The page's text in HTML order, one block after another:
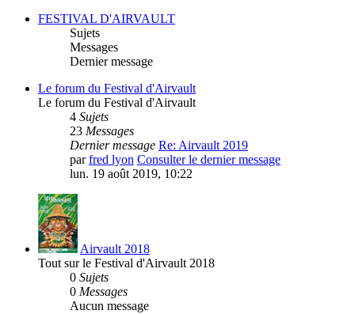
FESTIVAL D'AIRVAULT
Sujets
Messages
Dernier message
Le forum du Festival d'Airvault
Le forum du Festival d'Airvault
4 Sujets
23 Messages
Dernier message Re: Airvault 2019
parfred lyon Consulter le dernier message
lun. 19 août 2019, 10:22
Airvault 2018
Tout sur le Festival d'Airvault 2018
0 Sujets
0 Messages
Aucun message